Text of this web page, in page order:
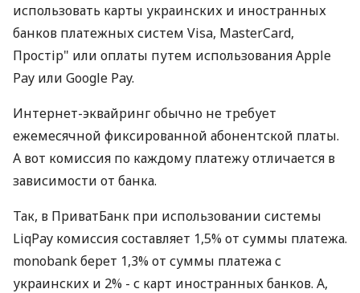
использовать карты украинских и иностранных
банков платежных систем Visa, MasterCard,
Простір" или оплаты путем использования Apple
Pay или Google Pay.
Интернет-эквайринг обычно не требует
ежемесячной фиксированной абонентской платы.
А вот комиссия по каждому платежу отличается в
зависимости от банка.
Так, в ПриватБанк при использовании системы
LiqPay комиссия составляет 1,5% от суммы платежа.
monobank берет 1,3% от суммы платежа с
украинских и 2% - с карт иностранных банков. А,